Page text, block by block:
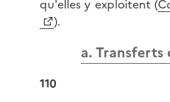
qu'elles y exploitent (
).
a. Transferts
110